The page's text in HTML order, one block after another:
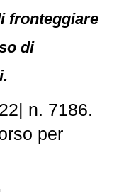
fronteggiare
di
n. 7186.
per